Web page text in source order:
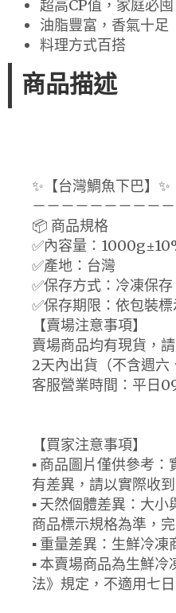
超高CP值，家庭必囤
油脂豐富，香氣十足
料理方式百搭
商品描述
✨【台灣鯛魚下巴】✨
－－－－－－－－－
📦 商品規格
✅內容量：
✅產地：台灣
✅保存方式：冷凍保
✅保存期限：依包裝
【賣場注意事項】
賣場商品均有現貨，
2天內出貨（不含週六
客服營業時間：平日
【買家注意事項】
▪ 商品圖片僅供參考
有差異，請以實際收
▪ 天然個體差異：大
商品標示規格為準，
▪ 重量差異：生鮮冷
▪ 本賣場商品為生鮮
法》規定，不適用七